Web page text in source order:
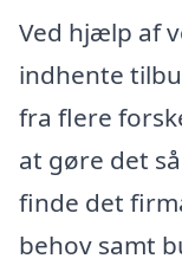
Ved hjælp af
indhente
fra flere
at gøre det
finde det
behov samt